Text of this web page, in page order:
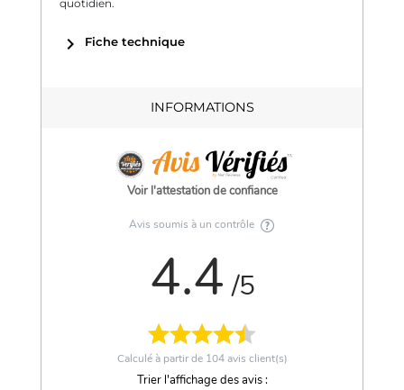
quotidien.
chevron_right Fiche technique
INFORMATIONS
Voir l'attestation de confiance
Avis soumis à un contrôle
4.4 /5
Calculé à partir de 104avis client(s)
Trier l'affichage des avis :